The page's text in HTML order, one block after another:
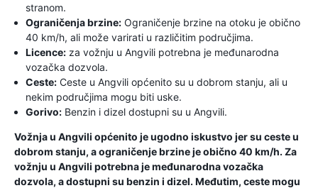
stranom.
Ograničenja brzine: Ograničenje brzine na otoku je obično
40 km/h, ali može varirati u različitim područjima.
Licence: za vožnju u Angvili potrebna je međunarodna
vozačka dozvola.
Ceste: Ceste u Angvili općenito su u dobrom stanju, ali u
nekim područjima mogu biti uske.
Gorivo: Benzin i dizel dostupni su u Angvili.
Vožnja u Angvili općenito je ugodno iskustvo jer su ceste u
dobrom stanju, a ograničenje brzine je obično 40 km/h. Za
vožnju u Angvili potrebna je međunarodna vozačka
dozvola, a dostupni su benzin i dizel. Međutim, ceste mogu